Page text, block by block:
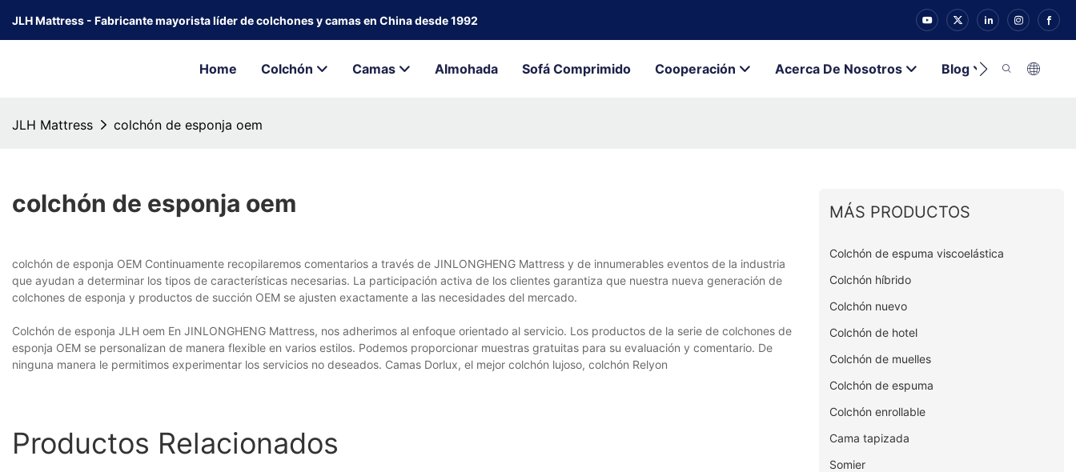
JLH Mattress - Fabricante mayorista líder de colchones y camas en China desde 1992
Home Colchón Camas Almohada Sofá Comprimido Cooperación Acerca De Nosotros Blog Contacto
JLH Mattress colchón de esponja oem
colchón de esponja oem
colchón de esponja OEM Continuamente recopilaremos comentarios a través de JINLONGHENG Mattress y de innumerables eventos de la industria
que ayudan a determinar los tipos de características necesarias. La participación activa de los clientes garantiza que nuestra nueva generación de
colchones de esponja y productos de succión OEM se ajusten exactamente a las necesidades del mercado.
Colchón de esponja JLH oem En JINLONGHENG Mattress, nos adherimos al enfoque orientado al servicio. Los productos de la serie de colchones de
esponja OEM se personalizan de manera flexible en varios estilos. Podemos proporcionar muestras gratuitas para su evaluación y comentario. De
ninguna manera le permitimos experimentar los servicios no deseados. Camas Dorlux, el mejor colchón lujoso, colchón Relyon
Productos Relacionados
MÁS PRODUCTOS
Colchón de espuma viscoelástica
Colchón híbrido
Colchón nuevo
Colchón de hotel
Colchón de muelles
Colchón de espuma
Colchón enrollable
Cama tapizada
Somier